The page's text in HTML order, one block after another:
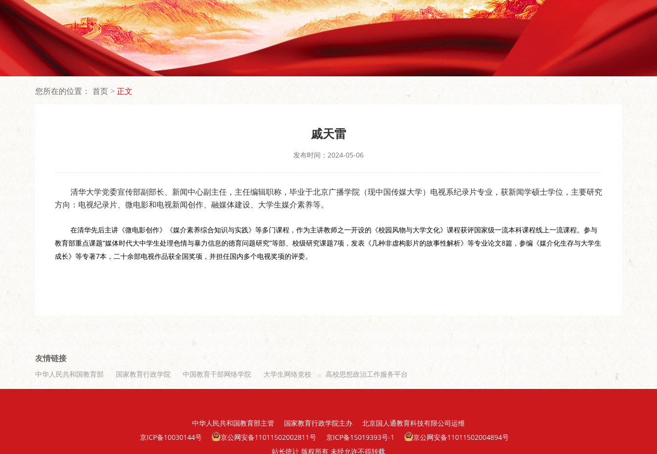
您所在的位置： 首页 正文
戚天雷
发布时间：2024-05-06
清华大学党委宣传部副部长、新闻中心副主任，主任编辑职称，毕业于北京广播学院（现中国传媒大学）电视系纪录片专业，获新闻学硕士学位，主要研究
方向：电视纪录片、微电影和电视新闻创作、融媒体建设、大学生媒介素养等。
在清华先后主讲《微电影创作》 《媒介素养综合知识与实践》 等多门课程，作为主讲教师之一开设的《校园风物与大学文化》课程获评国家级一流本科课程线上一流课程。参与
教育部重点课题“媒体时代大中学生处理色情与暴力信息的德育问题研究”等部、校级研究课题7项，发表《几种非虚构影片的故事性解析》等专业论文8篇，参编 《媒介化生存与大学生
成长》等专著7本，二十余部电视作品获全国奖项，并担任国内多个电视奖项的评委。
友情链接
中华人民共和国教育部 国家教育行政学院 中国教育干部网络学院 大学生网络党校 高校思想政治工作服务平台
中华人民共和国教育部主管 国家教育行政学院主办
北京国人通教育科技有限公司运维
京ICP备10030144号
京公网安备11011502002811号 京ICP备15019393号-1
京公网安备11011502004894号
站长统计 版权所有 未经允许不得转载